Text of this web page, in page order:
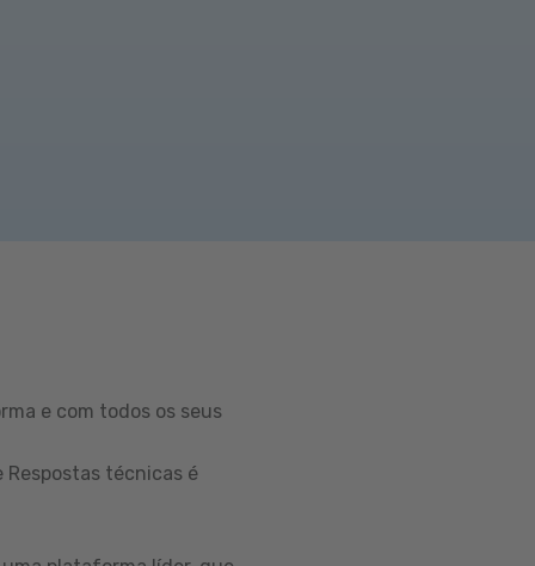
e com todos os seus
técnicas é